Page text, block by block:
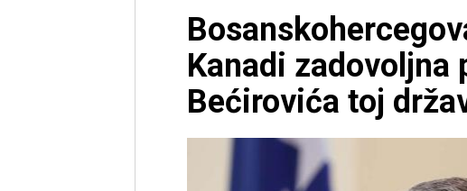
Kanadi zadovoljna
Bećirovića toj